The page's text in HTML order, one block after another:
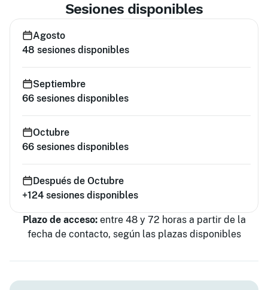
Sesiones disponibles
Agosto
48 sesiones disponibles
Septiembre
66 sesiones disponibles
Octubre
66 sesiones disponibles
Después de Octubre
+124 sesiones disponibles
Plazo de acceso:entre 48 y 72 horas a partir de la
fecha de contacto, según las plazas disponibles